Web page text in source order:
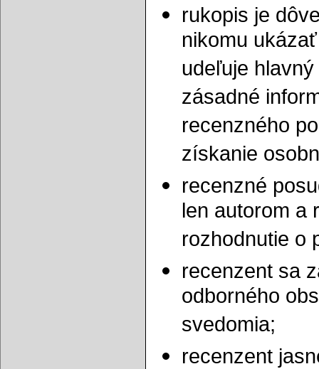
rukopis je
nikomu
udeľuje
zásadné
recenzného
získanie
recenzné
len autorom a
rozhodnutie o
recenzent sa
odborného
svedomia;
recenzent